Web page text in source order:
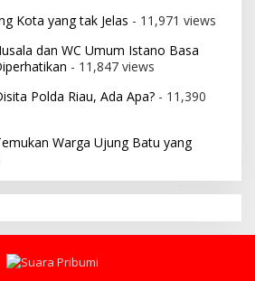
Kota yang tak Jelas - 11,971 views
dan WC Umum Istano Basa
- 11,847 views
Polda Riau, Ada Apa? - 11,390
Warga Ujung Batu yang